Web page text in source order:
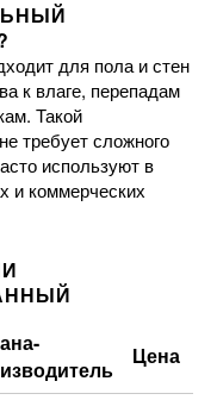
для пола и стен
к влаге, перепадам
Такой
требует сложного
используют в
и коммерческих
Цена